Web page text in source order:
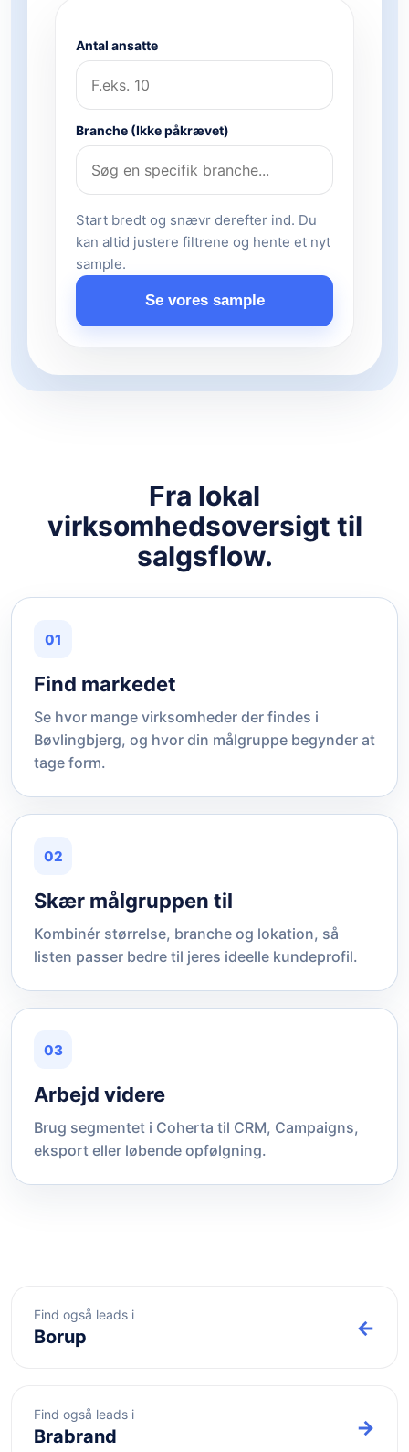
Antal ansatte
Branche (Ikke påkrævet)
Start bredt og snævr derefter ind. Du
kan altid justere filtrene og hente et nyt
sample.
Se vores sample
Fra lokal
virksomhedsoversigt til
salgsflow.
01
Find markedet
Se hvor mange virksomheder der findes i
Bøvlingbjerg, og hvor din målgruppe begynder at
tage form.
02
Skær målgruppen til
Kombinér størrelse, branche og lokation, så
listen passer bedre til jeres ideelle kundeprofil.
03
Arbejd videre
Brug segmentet i Coherta til CRM, Campaigns,
eksport eller løbende opfølgning.
Find også leads i
Borup ←
Find også leads i
Brabrand →